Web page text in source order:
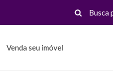
Venda seu imóvel